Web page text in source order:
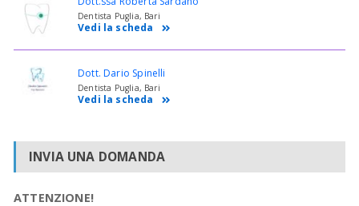
Dentista Puglia, Bari
Vedi la scheda
Dott. Dario Spinelli
Dentista Puglia, Bari
Vedi la scheda
INVIA UNA DOMANDA
ATTENZIONE!